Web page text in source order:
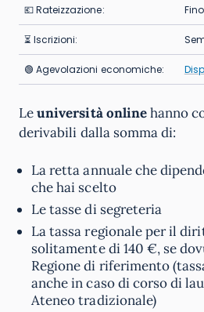
💶 Rateizzazione:
⏳ Iscrizioni:
🟢 Agevolazioni economiche:
Leuniversità onlinehanno
derivabili dalla somma di:
La retta annuale che
che hai scelto
Le tasse di segreteria
La tassa regionale per il
solitamente di 140 €, se
Regione di riferimento
anche in caso di corso di
Ateneo tradizionale)